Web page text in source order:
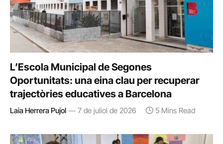
L’Escola Municipal de Segones
Oportunitats: una eina clau per recuperar
trajectòries educatives a Barcelona
Laia Herrera Pujol 7 de juliol de 2026 5 Mins Read